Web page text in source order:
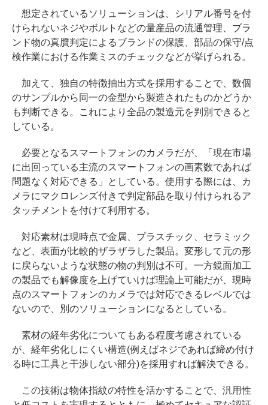
想定されているソリューションは、シリアル番号を付
けられないネジやボルトなどの量産品の流通管理、ブラ
ンド物の真贋判定によるブランドの保護、部品の保守/点
検作業における作業ミスのチェックなどが挙げられる。
加えて、独自の特徴抽出方式を採用することで、数個
のサンプルから同一の金型から製造されたものかどうか
も判断できる。これにより全品の製造元を判別できると
している。
必要となるスマートフォンのカメラだが、「現在市場
に出回っている主流のスマートフォンの画素数であれば
問題なく対応できる」としている。使用する際には、カ
メラにマクロレンズ付きで判定部品を取り付けられるア
タッチメントを付けて利用する。
対応素材は現時点で金属、プラスチック、セラミック
など、表面が比較的ザラザラした製品。変形して元の形
に戻らないような状態の物の判別は不可。一方鏡面加工
の製品でも解像度を上げていけば理論上可能だが、現時
点のスマートフォンのカメラでは対応できるレベルでは
ないので、別のソリューションになるとしている。
素材の経年劣化についてもある程度考慮されている
が、経年劣化しにくい構造(例えばネジであれば締め付け
る時に工具と干渉しない部分)を採用すれば解決できる。
この技術は物体指紋の特性を活かすることで、汎用性